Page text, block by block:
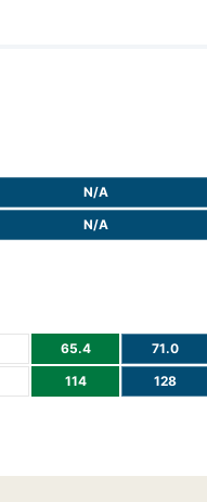
N/A
N/A
65.4 71.0
114 128